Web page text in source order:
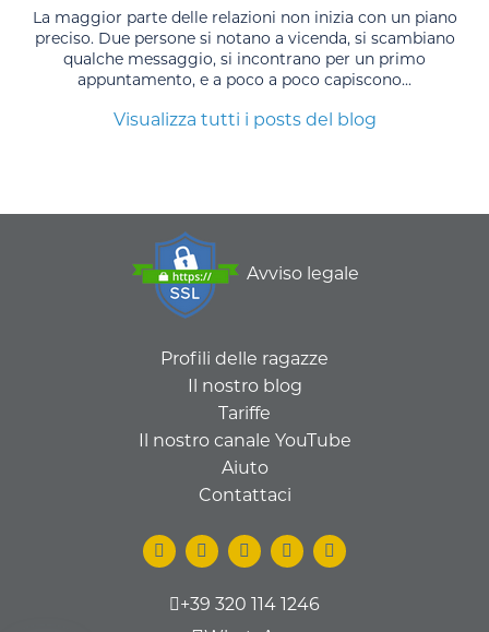
La maggior parte delle relazioni non inizia con un piano
preciso. Due persone si notano a vicenda, si scambiano
qualche messaggio, si incontrano per un primo
appuntamento, e a poco a poco capiscono...
Visualizza tutti i posts del blog
Avviso legale
Profili delle ragazze
Il nostro blog
Tariffe
Il nostro canale YouTube
Aiuto
Contattaci
+39 320 114 1246